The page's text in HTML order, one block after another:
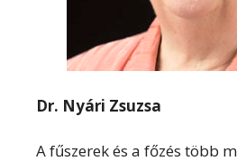
Dr. Nyári Zsuzsa
A fűszerek és a főzés több